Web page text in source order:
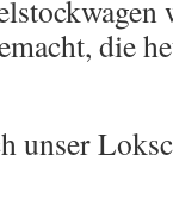
die
unser